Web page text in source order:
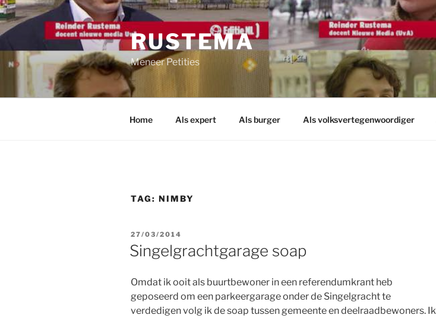
Ga
naar
de
inhoud
RUSTEMA
Meneer Petities
Home Als expert Als burger Als volksvertegenwoordiger
TAG: NIMBY
GEPLAATST
OP
27/03/2014
Singelgrachtgarage soap
Omdat ik ooit als buurtbewoner in een referendumkrant heb
geposeerd om een parkeergarage onder de Singelgracht te
verdedigen volg ik de soap tussen gemeente en deelraadbewoners. Ik